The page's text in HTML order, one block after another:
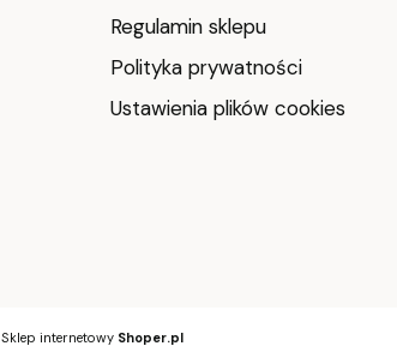
Regulamin sklepu
Polityka prywatności
Ustawienia plików cookies
Sklep internetowy Shoper.pl